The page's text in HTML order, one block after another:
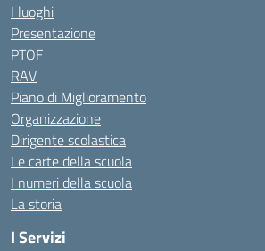
I luoghi
Presentazione
PTOF
RAV
Piano di Miglioramento
Organizzazione
Dirigente scolastica
Le carte della scuola
I numeri della scuola
La storia
I Servizi